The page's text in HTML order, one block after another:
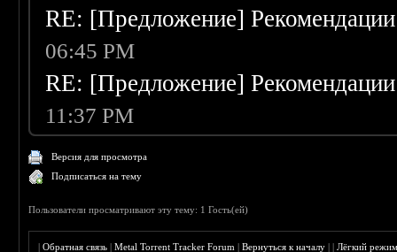
RE: [Предложение]
06:45 PM
RE: [Предложение]
11:37 PM
Версия для просмотра
Подписаться на тему
Пользователи просматривают эту тему: 1 Гость(ей)
|Обратная связь |Metal Torrent Tracker Forum |Вернуться к началу ||Лёгкий